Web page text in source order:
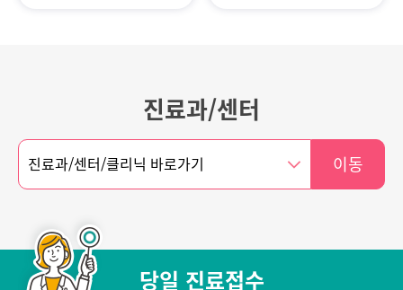
진료과/센터
이동
당일 진료접수